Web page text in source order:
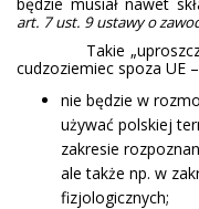
art. 7 ust. 9 ustawy o
Takie
cudzoziemiec spoza UE
nie będzie w
używać polskiej
zakresie
ale także np. w
fizjologicznych;